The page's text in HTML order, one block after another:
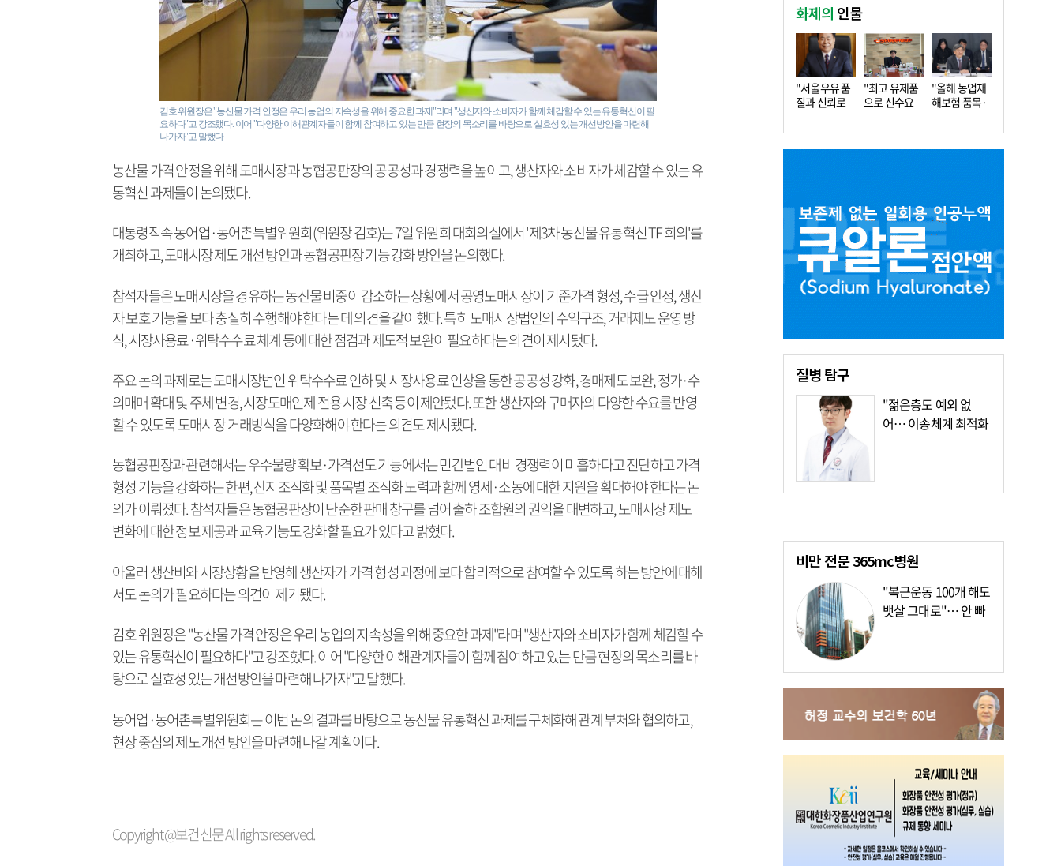
김호 위원장은 "농산물 가격 안정은 우리 농업의 지속성을 위해 중요한 과제"라며 "생산자와 소비자가 함께 체감할 수 있는 유통혁신이 필
요하다"고 강조했다. 이어 "다양한 이해관계자들이 함께 참여하고 있는 만큼 현장의 목소리를 바탕으로 실효성 있는 개선방안을 마련해
나가자"고 말했다
농산물 가격 안정을 위해 도매시장과 농협공판장의 공공성과 경쟁력을 높이고, 생산자와 소비자가 체감할 수 있는 유
통혁신 과제들이 논의됐다.
대통령직속 농어업·농어촌특별위원회(위원장 김호)는 7일 위원회 대회의실에서 '제3차 농산물 유통혁신 TF 회의'를
개최하고, 도매시장 제도 개선 방안과 농협공판장 기능 강화 방안을 논의했다.
참석자들은 도매시장을 경유하는 농산물 비중이 감소하는 상황에서 공영도매시장이 기준가격 형성, 수급 안정, 생산
자 보호 기능을 보다 충실히 수행해야 한다는 데 의견을 같이했다. 특히 도매시장법인의 수익구조, 거래제도 운영 방
식, 시장사용료·위탁수수료 체계 등에 대한 점검과 제도적 보완이 필요하다는 의견이 제시됐다.
주요 논의 과제로는 도매시장법인 위탁수수료 인하 및 시장사용료 인상을 통한 공공성 강화, 경매제도 보완, 정가·수
의매매 확대 및 주체 변경, 시장도매인제 전용 시장 신축 등이 제안됐다. 또한 생산자와 구매자의 다양한 수요를 반영
할 수 있도록 도매시장 거래방식을 다양화해야 한다는 의견도 제시됐다.
농협공판장과 관련해서는 우수물량 확보·가격선도 기능에서는 민간법인 대비 경쟁력이 미흡하다고 진단하고 가격
형성 기능을 강화하는 한편, 산지조직화 및 품목별 조직화 노력과 함께 영세·소농에 대한 지원을 확대해야 한다는 논
의가 이뤄졌다. 참석자들은 농협공판장이 단순한 판매 창구를 넘어 출하 조합원의 권익을 대변하고, 도매시장 제도
변화에 대한 정보 제공과 교육 기능도 강화할 필요가 있다고 밝혔다.
아울러 생산비와 시장상황을 반영해 생산자가 가격 형성 과정에 보다 합리적으로 참여할 수 있도록 하는 방안에 대해
서도 논의가 필요하다는 의견이 제기됐다.
김호 위원장은 "농산물 가격 안정은 우리 농업의 지속성을 위해 중요한 과제"라며 "생산자와 소비자가 함께 체감할 수
있는 유통혁신이 필요하다"고 강조했다. 이어 "다양한 이해관계자들이 함께 참여하고 있는 만큼 현장의 목소리를 바
탕으로 실효성 있는 개선방안을 마련해 나가자"고 말했다.
농어업·농어촌특별위원회는 이번 논의 결과를 바탕으로 농산물 유통혁신 과제를 구체화해 관계 부처와 협의하고,
현장 중심의 제도 개선 방안을 마련해 나갈 계획이다.
Copyright @보건신문 All rights reserved.
화제의 인물
"서울우유 품
질과 신뢰로
"최고 유제품
으로 신수요
"올해 농업재
해보험 품목·
질병탐구
"젊은층도 예외 없
어… 이송체계 최적화
비만 전문365mc병원
"복근운동 100개 해도
뱃살 그대로"… 안 빠